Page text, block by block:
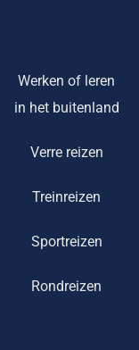
Werken of leren
in het buitenland
Verre reizen
Treinreizen
Sportreizen
Rondreizen